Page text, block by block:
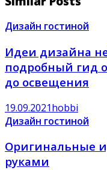
Дизайн гостиной
Идеи дизайна
подробный гид
до освещения
19.09.2021hobbi
Дизайн гостиной
Оригинальные
руками